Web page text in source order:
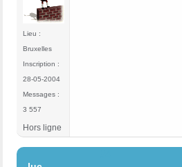
Lieu :
Bruxelles
Inscription :
28-05-2004
Messages :
3 557
Hors ligne